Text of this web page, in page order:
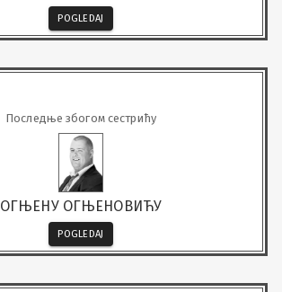
POGLEDAJ
Последње збогом сестрићу
ОГЊЕНУ ОГЊЕНОВИЋУ
POGLEDAJ